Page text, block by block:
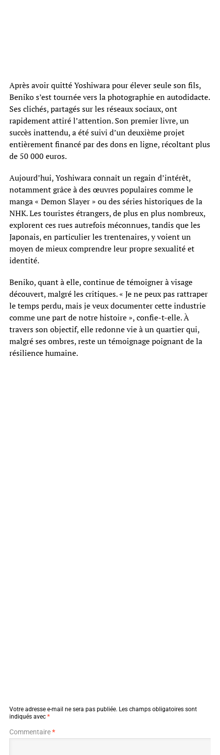
Après avoir quitté Yoshiwara pour élever seule son fils,
Beniko s’est tournée vers la photographie en autodidacte.
Ses clichés, partagés sur les réseaux sociaux, ont
rapidement attiré l’attention. Son premier livre, un
succès inattendu, a été suivi d’un deuxième projet
entièrement financé par des dons en ligne, récoltant plus
de 50 000 euros.
Aujourd’hui, Yoshiwara connaît un regain d’intérêt,
notamment grâce à des œuvres populaires comme le
manga « Demon Slayer » ou des séries historiques de la
NHK. Les touristes étrangers, de plus en plus nombreux,
explorent ces rues autrefois méconnues, tandis que les
Japonais, en particulier les trentenaires, y voient un
moyen de mieux comprendre leur propre sexualité et
identité.
Beniko, quant à elle, continue de témoigner à visage
découvert, malgré les critiques. « Je ne peux pas rattraper
le temps perdu, mais je veux documenter cette industrie
comme une part de notre histoire », confie-t-elle. À
travers son objectif, elle redonne vie à un quartier qui,
malgré ses ombres, reste un témoignage poignant de la
résilience humaine.
Votre adresse e-mail ne sera pas publiée. Les champs obligatoires sont
indiqués avec *
Commentaire*